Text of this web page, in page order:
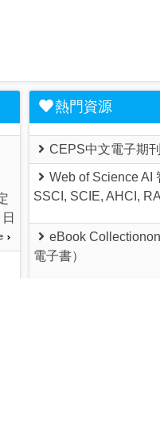
熱門資源
CEPS中文電子期
Web of Science AI
SSCI, SCIE, AHCI,
eBook
電子書）